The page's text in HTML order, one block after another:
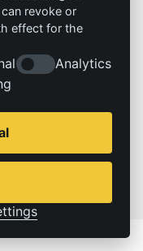
revoke or
effect for the
Analytics
Presse
gemeinnützige GmbH